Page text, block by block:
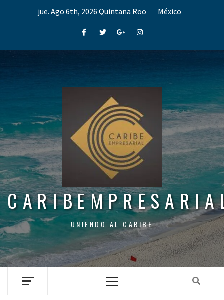
jue. Ago 6th, 2026 Quintana Roo México
FacebookTwitterGoogle+Instagram
UNIENDO AL CARIBE
Menu